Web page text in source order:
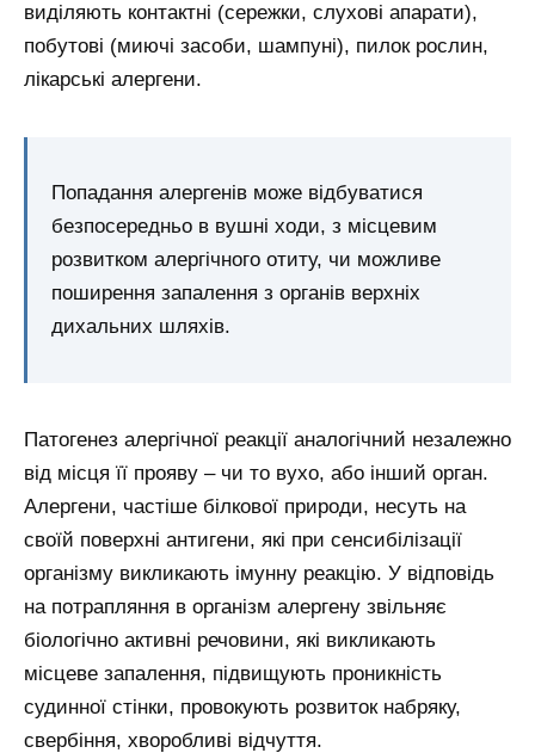
виділяють контактні (сережки, слухові апарати),
побутові (миючі засоби, шампуні), пилок рослин,
лікарські алергени.
Попадання алергенів може відбуватися
безпосередньо в вушні ходи, з місцевим
розвитком алергічного отиту, чи можливе
поширення запалення з органів верхніх
дихальних шляхів.
Патогенез алергічної реакції аналогічний незалежно
від місця її прояву – чи то вухо, або інший орган.
Алергени, частіше білкової природи, несуть на
своїй поверхні антигени, які при сенсибілізації
організму викликають імунну реакцію. У відповідь
на потрапляння в організм алергену звільняє
біологічно активні речовини, які викликають
місцеве запалення, підвищують проникність
судинної стінки, провокують розвиток набряку,
свербіння, хворобливі відчуття.